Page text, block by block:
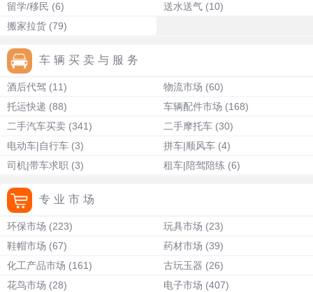
留学/移民 (6) 送水送气 (10)
搬家拉货 (79)
车辆买卖与服务
酒后代驾 (11) 物流市场 (60)
托运快递 (88) 车辆配件市场 (168)
二手汽车买卖 (341) 二手摩托车 (30)
电动车|自行车 (3) 拼车|顺风车 (4)
司机|带车求职 (3) 租车|陪驾陪练 (6)
专业市场
环保市场 (223) 玩具市场 (23)
鞋帽市场 (67) 药材市场 (39)
化工产品市场 (161) 古玩玉器 (26)
花鸟市场 (28) 电子市场 (407)